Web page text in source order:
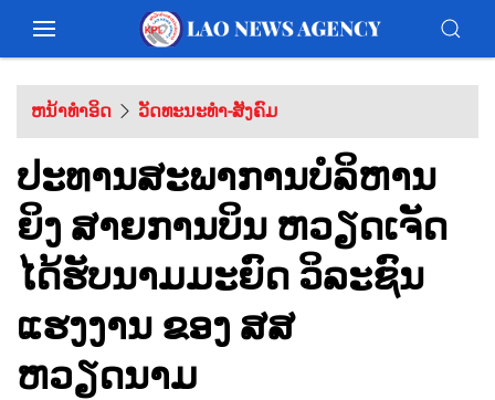
ຫນ້າທຳອິດ ວັດທະນະທຳ-ສັງຄົມ
ປະທານສະພາການບໍລິຫານ
ຍິງ ສາຍການບິນ ຫວຽດເຈັດ
ໄດ້ຮັບນາມມະຍົດ ວິລະຊົນ
ແຮງງານ ຂອງ ສສ
ຫວຽດນາມ